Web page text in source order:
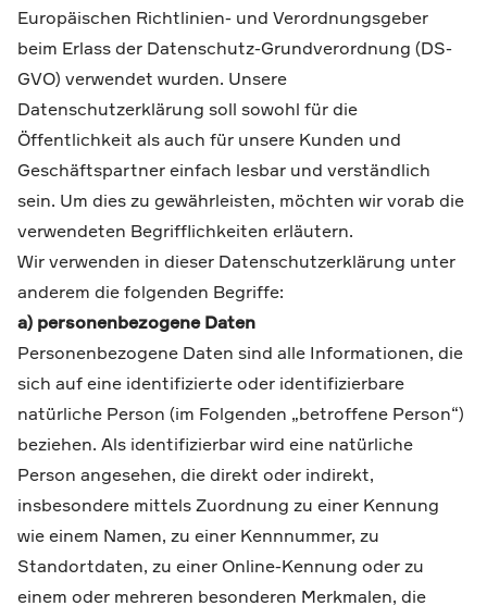
Europäischen Richtlinien- und Verordnungsgeber
beim Erlass der Datenschutz-Grundverordnung (DS-
GVO) verwendet wurden. Unsere
Datenschutzerklärung soll sowohl für die
Öffentlichkeit als auch für unsere Kunden und
Geschäftspartner einfach lesbar und verständlich
sein. Um dies zu gewährleisten, möchten wir vorab die
verwendeten Begrifflichkeiten erläutern.
Wir verwenden in dieser Datenschutzerklärung unter
anderem die folgenden Begriffe:
a) personenbezogene Daten
Personenbezogene Daten sind alle Informationen, die
sich auf eine identifizierte oder identifizierbare
natürliche Person (im Folgenden „betroffene Person“)
beziehen. Als identifizierbar wird eine natürliche
Person angesehen, die direkt oder indirekt,
insbesondere mittels Zuordnung zu einer Kennung
wie einem Namen, zu einer Kennnummer, zu
Standortdaten, zu einer Online-Kennung oder zu
einem oder mehreren besonderen Merkmalen, die